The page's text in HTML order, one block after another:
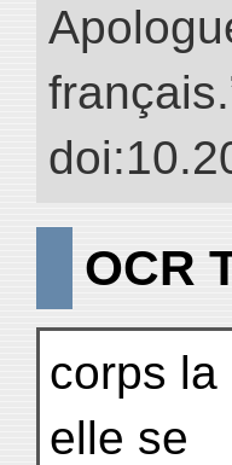
OCR
corps la
elle se